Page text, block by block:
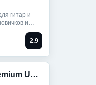
гитар и
и
2.9
iScreen (Мод, Premium Unlocked)